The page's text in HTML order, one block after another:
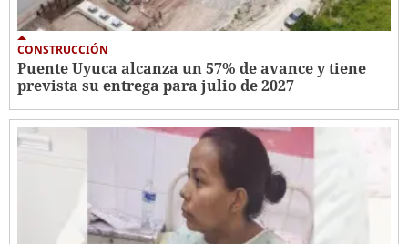
CONSTRUCCIÓN
Puente Uyuca alcanza un 57% de avance y tiene
prevista su entrega para julio de 2027